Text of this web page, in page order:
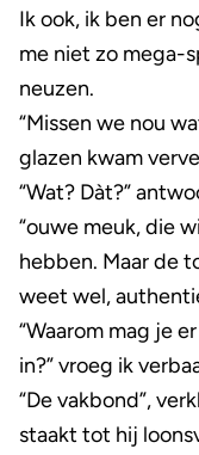
Ik ook, ik ben er
me niet zo mega-
neuzen.
“Missen we nou
glazen kwam
“Wat? Dàt?”
“ouwe meuk, die
hebben. Maar de
weet wel,
“Waarom mag je
in?” vroeg ik
“De vakbond”,
staakt tot hij